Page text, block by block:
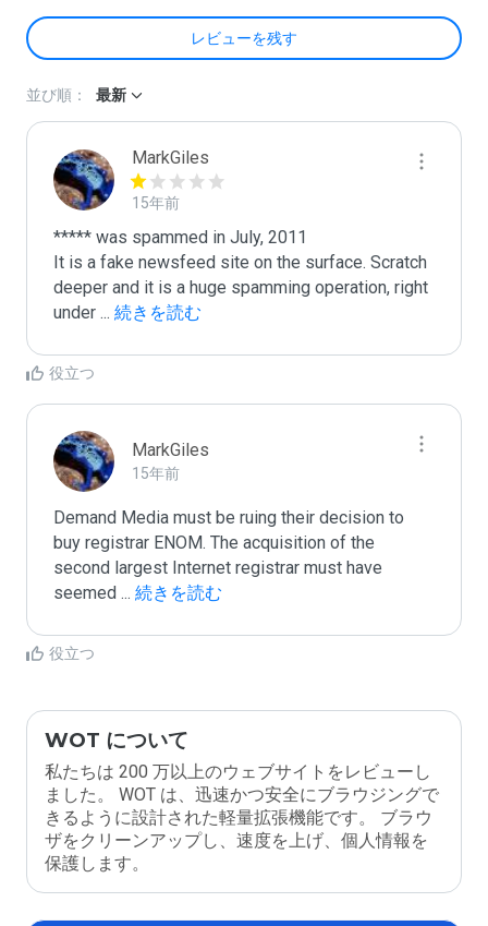
レビューを残す
並び順： 最新
MarkGiles
15年前
***** was spammed in July, 2011
It is a fake newsfeed site on the surface. Scratch
deeper and it is a huge spamming operation, right
under ... 続きを読む
役立つ
MarkGiles
15年前
Demand Media must be ruing their decision to
buy registrar ENOM. The acquisition of the
second largest Internet registrar must have
seemed ... 続きを読む
役立つ
WOT について
私たちは 200 万以上のウェブサイトをレビューし
ました。 WOT は、迅速かつ安全にブラウジングで
きるように設計された軽量拡張機能です。 ブラウ
ザをクリーンアップし、速度を上げ、個人情報を
保護します。